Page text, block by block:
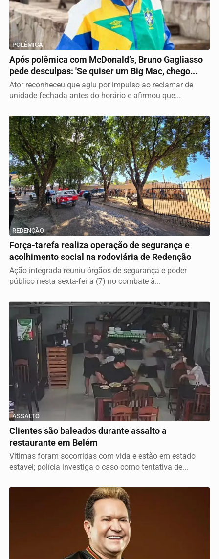
POLÊMICA
Após polêmica com McDonald’s, Bruno Gagliasso
pede desculpas: 'Se quiser um Big Mac, chego...
Ator reconheceu que agiu por impulso ao reclamar de
unidade fechada antes do horário e afirmou que...
REDENÇÃO
Força-tarefa realiza operação de segurança e
acolhimento social na rodoviária de Redenção
Ação integrada reuniu órgãos de segurança e poder
público nesta sexta-feira (7) no combate à...
ASSALTO
Clientes são baleados durante assalto a
restaurante em Belém
Vítimas foram socorridas com vida e estão em estado
estável; polícia investiga o caso como tentativa de...